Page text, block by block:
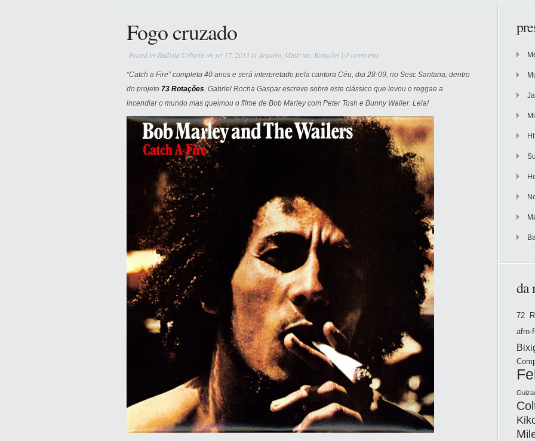
Fogo cruzado
Posted by Radiola Urbanaon set 17, 2013 inArquivo Matérias Rotações | 0 comments
“Catch a Fire” completa 40 anos e será interpretado pela cantora Céu, dia 28-09, no Sesc Santana, dentro
do projeto 73 Rotações. Gabriel Rocha Gaspar escreve sobre este clássico que levou o reggae a
incendiar o mundo mas queimou o filme de Bob Marley com Peter Tosh e Bunny Wailer. Leia!
da
72
afro-